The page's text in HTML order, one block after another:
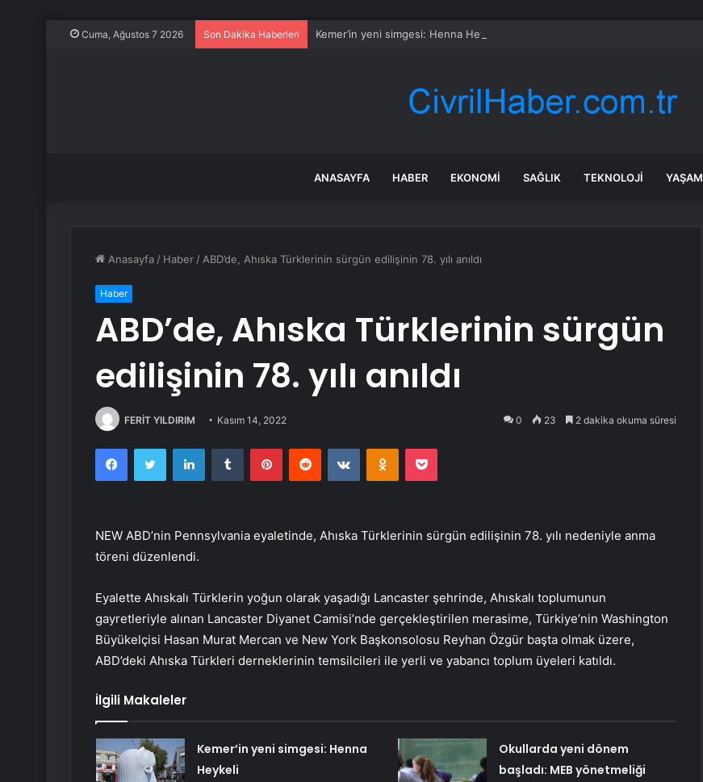
Cuma, Ağustos 7 2026 Son Dakika Haberleri Kemer’in yeni simgesi: Henna Heykeli
ANASAYFA HABER EKONOMI SAĞLIK TEKNOLOJI YAŞAM
Anasayfa / Haber / ABD’de, Ahıska Türklerinin sürgün edilişinin 78. yılı anıldı
Haber
ABD’de, Ahıska Türklerinin sürgün
edilişinin 78. yılı anıldı
FERİT YILDIRIM Kasım 14, 2022 0 23 2 dakika okuma süresi
FacebookTwitter LinkedInTumblr PinterestReddit VKontakteOdnoklassniki
Pocket
NEW ABD’nin Pennsylvania eyaletinde, Ahıska Türklerinin sürgün edilişinin 78. yılı nedeniyle anma
töreni düzenlendi.
Eyalette Ahıskalı Türklerin yoğun olarak yaşadığı Lancaster şehrinde, Ahıskalı toplumunun
gayretleriyle alınan Lancaster Diyanet Camisi’nde gerçekleştirilen merasime, Türkiye’nin Washington
Büyükelçisi Hasan Murat Mercan ve New York Başkonsolosu Reyhan Özgür başta olmak üzere,
ABD’deki Ahıska Türkleri derneklerinin temsilcileri ile yerli ve yabancı toplum üyeleri katıldı.
İlgili Makaleler
Kemer’in yeni simgesi: Henna
Heykeli
Okullarda yeni dönem
başladı: MEB yönetmeliği